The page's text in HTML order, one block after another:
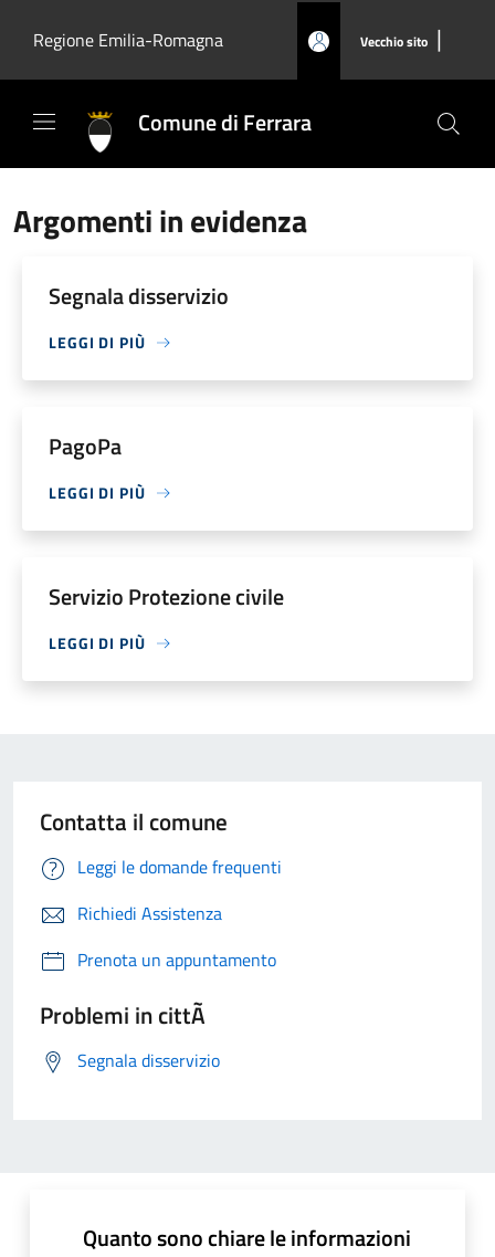
Regione Emilia-Romagna
Vecchio sito |
Comune di Ferrara
Argomenti in evidenza
Segnala disservizio
LEGGI DI PIÙ
PagoPa
LEGGI DI PIÙ
Servizio Protezione civile
LEGGI DI PIÙ
Contatta il comune
Leggi le domande frequenti
Richiedi Assistenza
Prenota un appuntamento
Problemi in cittÃ
Segnala disservizio
Quanto sono chiare le informazioni